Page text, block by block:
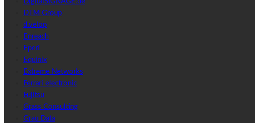
DTM Group
d.velop
Enreach
Eperi
Equinix
Extreme Networks
Ferrari electronic
Fujitsu
Grass Consulting
Grau Data